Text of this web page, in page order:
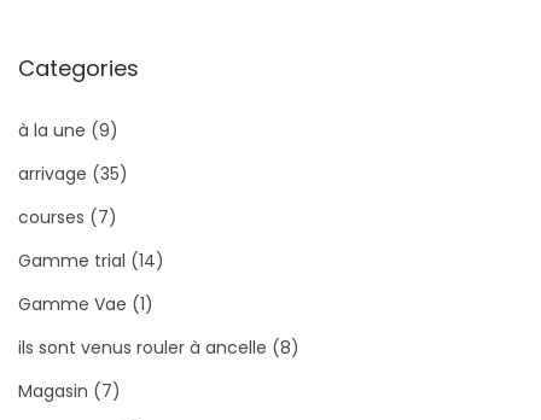
Categories
à la une (9)
arrivage (35)
courses (7)
Gamme trial (14)
Gamme Vae (1)
ils sont venus rouler à ancelle (8)
Magasin (7)